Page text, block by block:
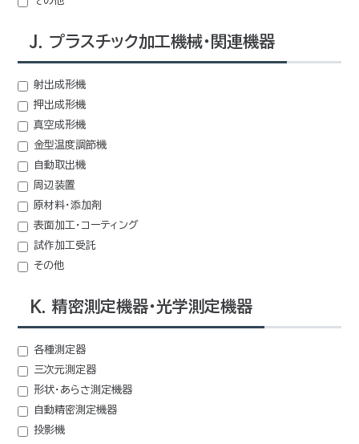
J. プラスチック加工機械・関連機器
射出成形機
押出成形機
真空成形機
金型温度調節機
自動取出機
周辺装置
原材料・添加剤
表面加工・コーティング
試作加工受託
その他
K. 精密測定機器・光学測定機器
各種測定器
三次元測定器
形状・あらさ測定機器
自動精密測定機器
投影機